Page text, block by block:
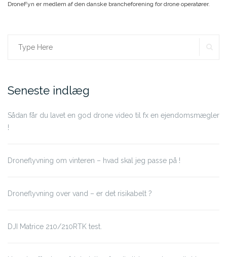
DroneFyn er medlem af den danske brancheforening for drone operatører.
Search
Seneste indlæg
Sådan får du lavet en god drone video til fx en ejendomsmægler
!
Droneflyvning om vinteren – hvad skal jeg passe på !
Droneflyvning over vand – er det risikabelt ?
DJI Matrice 210/210RTK test.